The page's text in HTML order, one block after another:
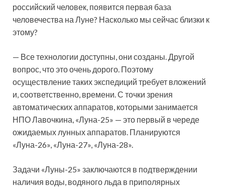
российский человек, появится первая база
человечества на Луне? Насколько мы сейчас близки к
этому?
— Все технологии доступны, они созданы. Другой
вопрос, что это очень дорого. Поэтому
осуществление таких экспедиций требует вложений
и, соответственно, времени. С точки зрения
автоматических аппаратов, которыми занимается
НПО Лавочкина, «Луна-25» — это первый в череде
ожидаемых лунных аппаратов. Планируются
«Луна-26», «Луна-27», «Луна-28».
Задачи «Луны-25» заключаются в подтверждении
наличия воды, водяного льда в приполярных